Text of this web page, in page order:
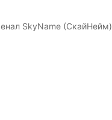
SkyName (СкайНейм)